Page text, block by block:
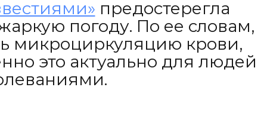
предостерегла
погоду. По ее словам,
микроциркуляцию крови,
это актуально для людей